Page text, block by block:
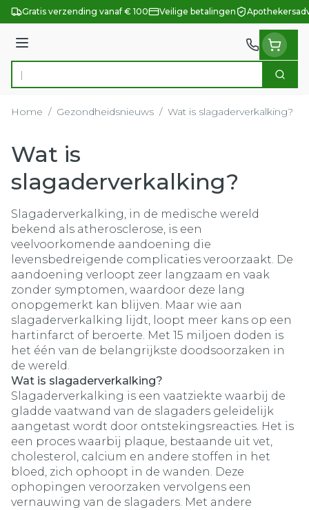
Ga naar de inhoud
Gratis verzending vanaf € 100 Veilige betalingen
Menu
Product, merk, categorie... Zoek
Home / Gezondheidsnieuws / Wat is slagaderverkalking?
Wat is
slagaderverkalking?
Slagaderverkalking, in de medische wereld
bekend als atherosclerose, is een
veelvoorkomende aandoening die
levensbedreigende complicaties veroorzaakt. De
aandoening verloopt zeer langzaam en vaak
zonder symptomen, waardoor deze lang
onopgemerkt kan blijven. Maar wie aan
slagaderverkalking lijdt, loopt meer kans op een
hartinfarct of beroerte. Met 15 miljoen doden is
het één van de belangrijkste doodsoorzaken in
de wereld.
Wat is slagaderverkalking?
Slagaderverkalking is een vaatziekte waarbij de
gladde vaatwand van de slagaders geleidelijk
aangetast wordt door ontstekingsreacties. Het is
een proces waarbij plaque, bestaande uit vet,
cholesterol, calcium en andere stoffen in het
bloed, zich ophoopt in de wanden. Deze
ophopingen veroorzaken vervolgens een
vernauwing van de slagaders. Met andere